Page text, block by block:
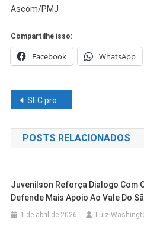
Ascom/PMJ
Compartilhe isso:
Facebook WhatsApp
Navegação
de
Post
SEC prorroga até 2 de maio inscrições para o programa Universidade Para Todos
POSTS RELACIONADOS
Juvenilson Reforça Dialogo Com
Defende Mais Apoio Ao Vale Do
1 de abril de 2026 Luiz